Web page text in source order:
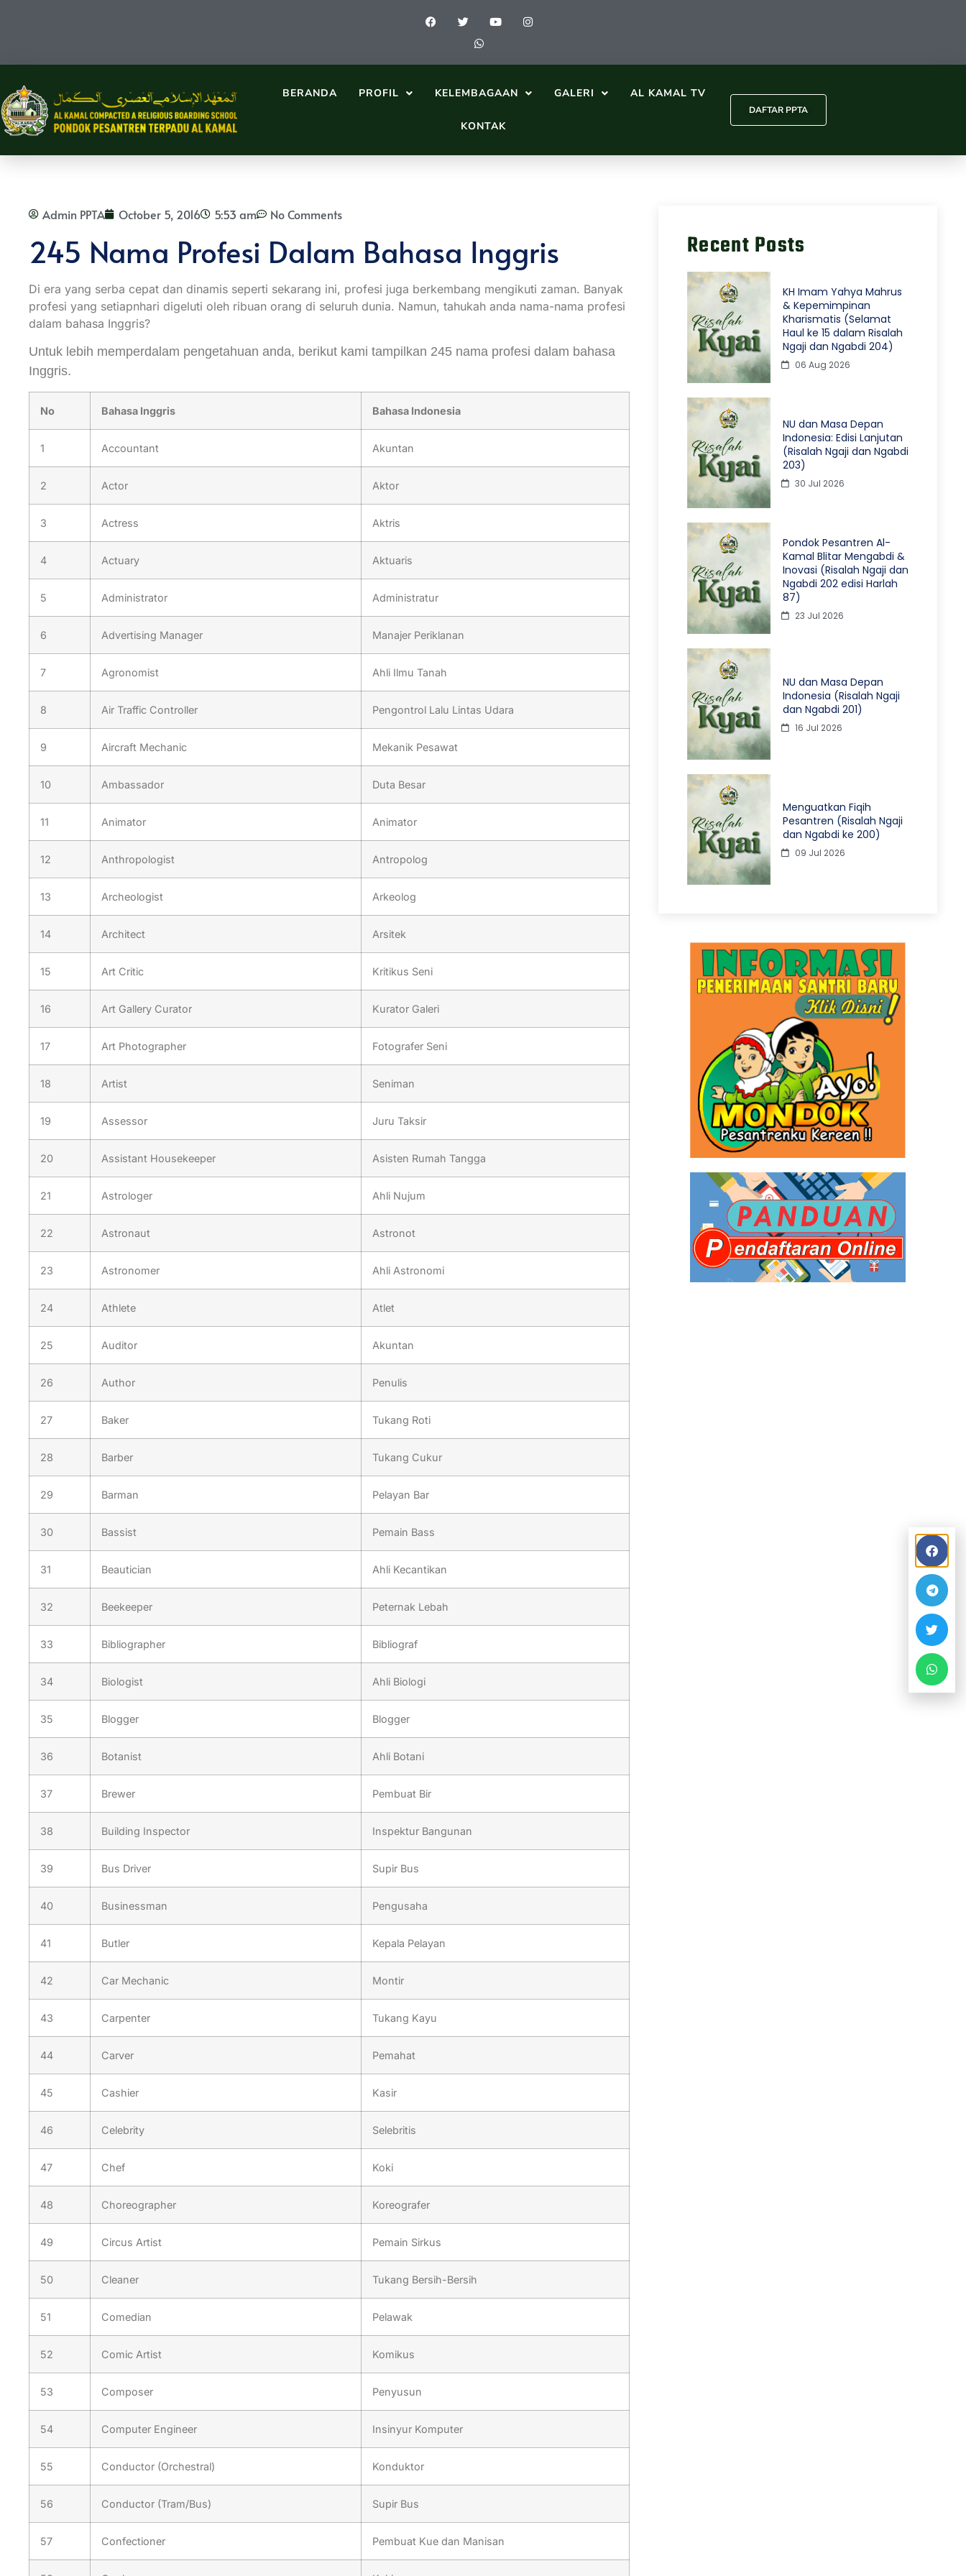
BERANDA PROFIL KELEMBAGAAN GALERI AL KAMAL TV
KONTAK
DAFTAR PPTA
Admin PPTA October 5, 2016 5:53 am No Comments
245 Nama Profesi Dalam Bahasa Inggris
Di era yang serba cepat dan dinamis seperti sekarang ini, profesi juga berkembang mengikuti zaman. Banyak
profesi yang setiapnhari digeluti oleh ribuan orang di seluruh dunia. Namun, tahukah anda nama-nama profesi
dalam bahasa Inggris?
Untuk lebih memperdalam pengetahuan anda, berikut kami tampilkan 245 nama profesi dalam bahasa
Inggris.
No Bahasa Inggris Bahasa Indonesia
1 Accountant Akuntan
2 Actor Aktor
3 Actress Aktris
4 Actuary Aktuaris
5 Administrator Administratur
6 Advertising Manager Manajer Periklanan
7 Agronomist Ahli Ilmu Tanah
8 Air Traffic Controller Pengontrol Lalu Lintas Udara
9 Aircraft Mechanic Mekanik Pesawat
10 Ambassador Duta Besar
11 Animator Animator
12 Anthropologist Antropolog
13 Archeologist Arkeolog
14 Architect Arsitek
15 Art Critic Kritikus Seni
16 Art Gallery Curator Kurator Galeri
17 Art Photographer Fotografer Seni
18 Artist Seniman
19 Assessor Juru Taksir
20 Assistant Housekeeper Asisten Rumah Tangga
21 Astrologer Ahli Nujum
22 Astronaut Astronot
23 Astronomer Ahli Astronomi
24 Athlete Atlet
25 Auditor Akuntan
26 Author Penulis
27 Baker Tukang Roti
28 Barber Tukang Cukur
29 Barman Pelayan Bar
30 Bassist Pemain Bass
31 Beautician Ahli Kecantikan
32 Beekeeper Peternak Lebah
33 Bibliographer Bibliograf
34 Biologist Ahli Biologi
35 Blogger Blogger
36 Botanist Ahli Botani
37 Brewer Pembuat Bir
38 Building Inspector Inspektur Bangunan
39 Bus Driver Supir Bus
40 Businessman Pengusaha
41 Butler Kepala Pelayan
42 Car Mechanic Montir
43 Carpenter Tukang Kayu
44 Carver Pemahat
45 Cashier Kasir
46 Celebrity Selebritis
47 Chef Koki
48 Choreographer Koreografer
49 Circus Artist Pemain Sirkus
50 Cleaner Tukang Bersih-Bersih
51 Comedian Pelawak
52 Comic Artist Komikus
53 Composer Penyusun
54 Computer Engineer Insinyur Komputer
55 Conductor (Orchestral) Konduktor
56 Conductor (Tram/Bus) Supir Bus
57 Confectioner Pembuat Kue dan Manisan
Recent Posts
KH Imam Yahya Mahrus
& Kepemimpinan
Kharismatis (Selamat
Haul ke 15 dalam Risalah
Ngaji dan Ngabdi 204)
06 Aug 2026
NU dan Masa Depan
Indonesia: Edisi Lanjutan
(Risalah Ngaji dan Ngabdi
203)
30 Jul 2026
Pondok Pesantren Al-
Kamal Blitar Mengabdi &
Inovasi (Risalah Ngaji dan
Ngabdi 202 edisi Harlah
87)
23 Jul 2026
NU dan Masa Depan
Indonesia (Risalah Ngaji
dan Ngabdi 201)
16 Jul 2026
Menguatkan Fiqih
Pesantren (Risalah Ngaji
dan Ngabdi ke 200)
09 Jul 2026